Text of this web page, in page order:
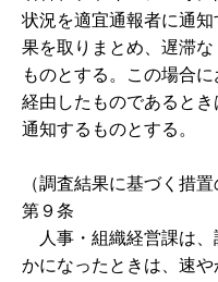
状況を適宜通報者に通
果を取りまとめ、遅滞
ものとする。この場合
経由したものであると
通知するものとする。
（調査結果に基づく措置
第９条
人事・組織経営課は、
かになったときは、速